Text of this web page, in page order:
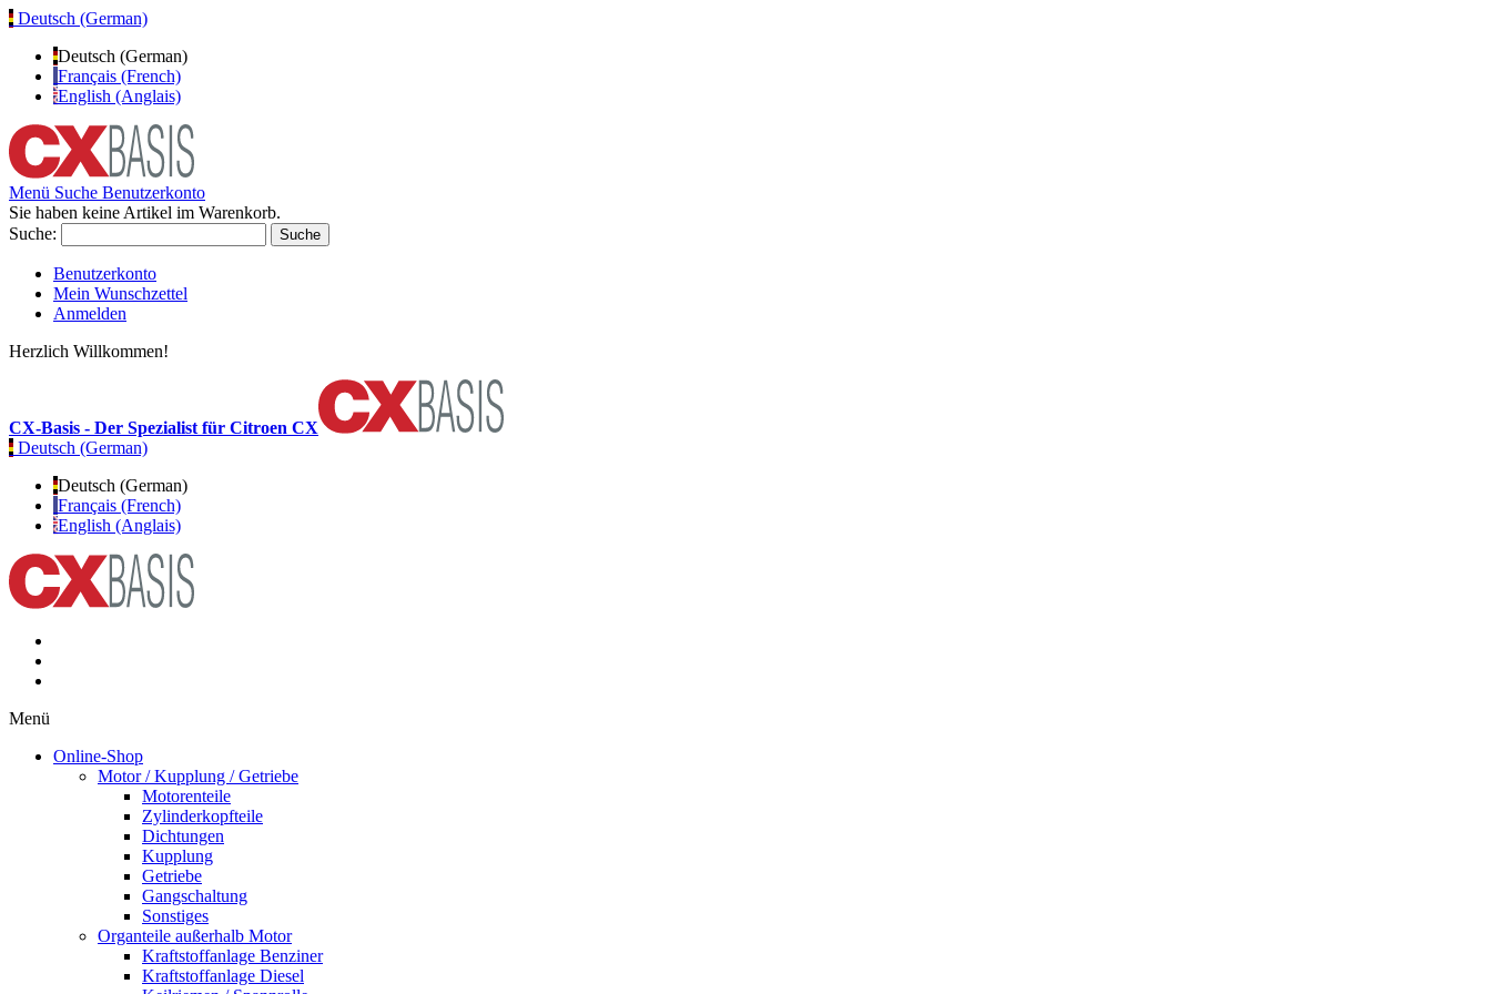
Deutsch (German)
Deutsch (German)
Français (French)
English (Anglais)
Menü Suche Benutzerkonto
Sie haben keine Artikel im Warenkorb.
Suche:
Suche
Benutzerkonto
Mein Wunschzettel
Anmelden
Herzlich Willkommen!
CX-Basis - Der Spezialist für Citroen CX
Deutsch (German)
Deutsch (German)
Français (French)
English (Anglais)
Menü
Online-Shop
Motor / Kupplung / Getriebe
Motorenteile
Zylinderkopfteile
Dichtungen
Kupplung
Getriebe
Gangschaltung
Sonstiges
Organteile außerhalb Motor
Kraftstoffanlage Benziner
Kraftstoffanlage Diesel